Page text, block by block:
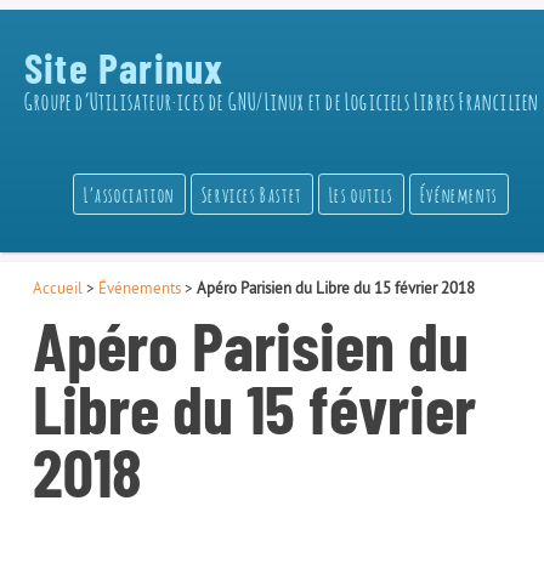
Site Parinux
Groupe d’Utilisateur·ices de GNU/Linux et de Logiciels Libres Francilien
L’association Services Bastet Les outils Événements
Accueil > Événements> Apéro Parisien du Libre du 15 février 2018
Apéro Parisien du
Libre du 15 février
2018